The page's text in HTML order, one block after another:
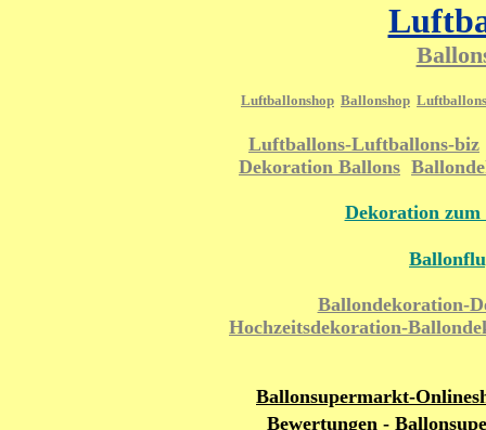
Luftballonshop Ballonshop
Luftballons-Luftballons-biz
Dekoration Ballons
Dekoration
Ballondekoration-
Hochzeitsdekoration-
Ballonsupermarkt-
Bewertungen -